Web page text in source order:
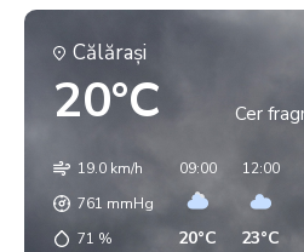
Călăraşi
20°C Cer
19.0 km/h
761 mmHg
71 %
09:00
20°C
12:00
23°C